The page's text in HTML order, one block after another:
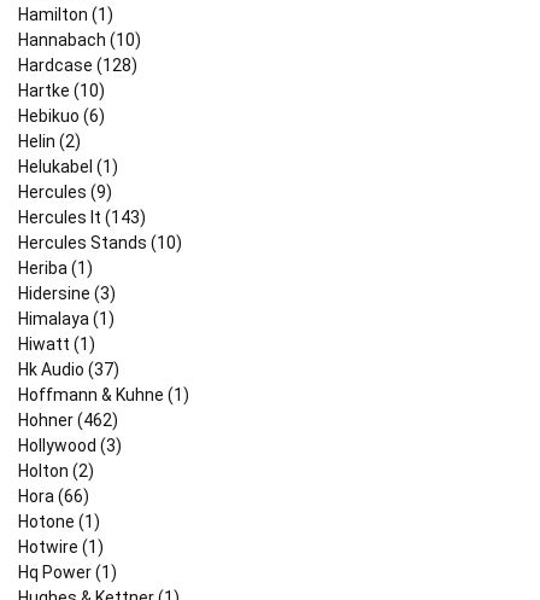
Hamilton (1)
Hannabach (10)
Hardcase (128)
Hartke (10)
Hebikuo (6)
Helin (2)
Helukabel (1)
Hercules (9)
Hercules It (143)
Hercules Stands (10)
Heriba (1)
Hidersine (3)
Himalaya (1)
Hiwatt (1)
Hk Audio (37)
Hoffmann & Kuhne (1)
Hohner (462)
Hollywood (3)
Holton (2)
Hora (66)
Hotone (1)
Hotwire (1)
Hq Power (1)